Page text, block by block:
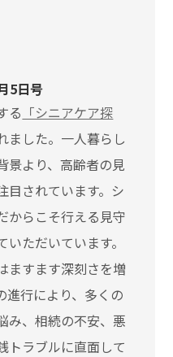
5日号
る 「シニアケア探
ました。一人暮らし
景より、高齢者の見
目されています。シ
からこそ行える見守
ただいています。
ますます深刻さを増
進行により、多くの
み、相続の不安、悪
トラブルに直面して